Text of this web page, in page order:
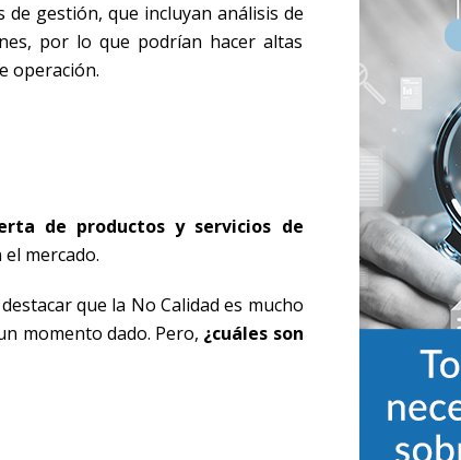
de gestión, que incluyan análisis de
por lo que podrían hacer altas
operación.
de productos y servicios de
mercado.
que la No Calidad es mucho
momento dado. Pero, ¿cuáles son